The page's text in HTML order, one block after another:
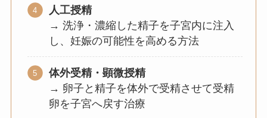
人工授精
→ 洗浄・濃縮した精子を子宮内に注入
し、妊娠の可能性を高める方法
体外受精・顕微授精
→ 卵子と精子を体外で受精させて受精
卵を子宮へ戻す治療